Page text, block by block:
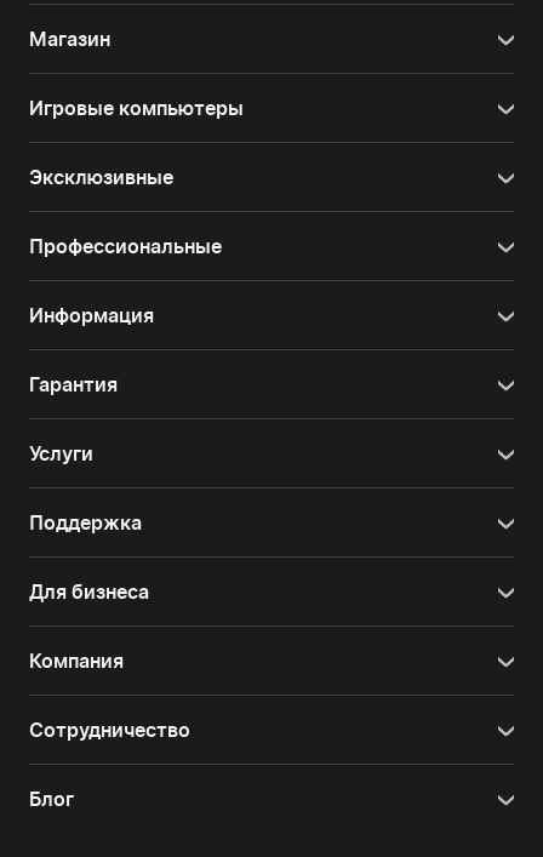
Магазин
Игровые компьютеры
Эксклюзивные
Профессиональные
Информация
Гарантия
Услуги
Поддержка
Для бизнеса
Компания
Сотрудничество
Блог